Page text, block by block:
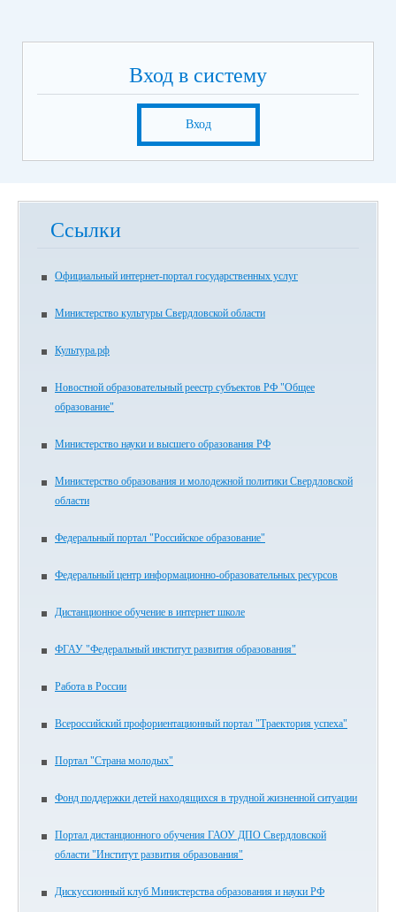
9. В случае появления окна «Политика безопасности»,
отметить пункт галочкой и выбрать «Оставить отзыв»
10. Заполнить форму
Вход в систему
Вход
Ссылки
Официальный интернет-портал государственных услуг
Министерство культуры Свердловской области
Культура.рф
Новостной образовательный реестр субъектов РФ "Общее
образование"
Министерство науки и высшего образования РФ
Министерство образования и молодежной политики Свердловской
области
Федеральный портал "Российское образование"
Федеральный центр информационно-образовательных ресурсов
Дистанционное обучение в интернет школе
ФГАУ "Федеральный институт развития образования"
Работа в России
Всероссийский профориентационный портал "Траектория успеха"
Портал "Страна молодых"
Фонд поддержки детей находящихся в трудной жизненной ситуации
Портал дистанционного обучения ГАОУ ДПО Свердловской
области "Институт развития образования"
Дискуссионный клуб Министерства образования и науки РФ